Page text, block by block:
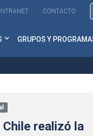
INTRANET CONTACTO
GRUPOS Y
realizó la